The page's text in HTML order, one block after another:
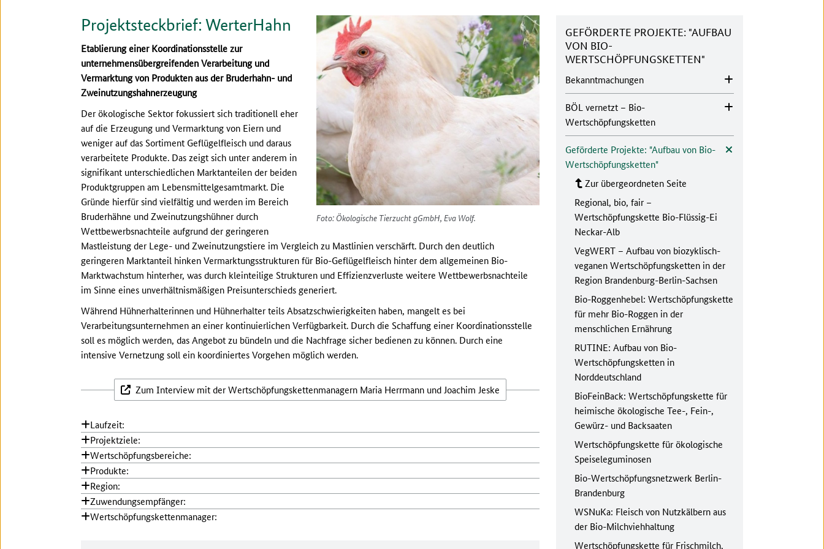
Foto: Ökologische Tierzucht gGmbH, Eva Wolf.
Projektsteckbrief: WerterHahn
Etablierung einer Koordinationsstelle zur
unternehmensübergreifenden Verarbeitung und
Vermarktung von Produkten aus der Bruderhahn- und
Zweinutzungshahnerzeugung
Der ökologische Sektor fokussiert sich traditionell eher
auf die Erzeugung und Vermarktung von Eiern und
weniger auf das Sortiment Geflügelfleisch und daraus
verarbeitete Produkte. Das zeigt sich unter anderem in
signifikant unterschiedlichen Marktanteilen der beiden
Produktgruppen am Lebensmittelgesamtmarkt. Die
Gründe hierfür sind vielfältig und werden im Bereich
Bruderhähne und Zweinutzungshühner durch
Wettbewerbsnachteile aufgrund der geringeren
Mastleistung der Lege- und Zweinutzungstiere im Vergleich zu Mastlinien verschärft. Durch den deutlich
geringeren Marktanteil hinken Vermarktungsstrukturen für Bio-Geflügelfleisch hinter dem allgemeinen Bio-
Marktwachstum hinterher, was durch kleinteilige Strukturen und Effizienzverluste weitere Wettbewerbsnachteile
im Sinne eines unverhältnismäßigen Preisunterschieds generiert.
Während Hühnerhalterinnen und Hühnerhalter teils Absatzschwierigkeiten haben, mangelt es bei
Verarbeitungsunternehmen an einer kontinuierlichen Verfügbarkeit. Durch die Schaffung einer Koordinationsstelle
soll es möglich werden, das Angebot zu bündeln und die Nachfrage sicher bedienen zu können. Durch eine
intensive Vernetzung soll ein koordiniertes Vorgehen möglich werden.
Zum Interview mit der Wertschöpfungskettenmanagern Maria Herrmann und Joachim Jeske
Laufzeit:
Projektziele:
Wertschöpfungsbereiche:
Produkte:
Region:
Zuwendungsempfänger:
Wertschöpfungskettenmanager:
GEFÖRDERTE PROJEKTE: "AUFBAU
VON BIO-
WERTSCHÖPFUNGSKETTEN"
Bekanntmachungen
BÖL vernetzt – Bio-
Wertschöpfungsketten
Geförderte Projekte: "Aufbau von Bio-
Wertschöpfungsketten"
Zur übergeordneten Seite
Regional, bio, fair –
Wertschöpfungskette Bio-Flüssig-Ei
Neckar-Alb
VegWERT – Aufbau von biozyklisch-
veganen Wertschöpfungsketten in der
Region Brandenburg-Berlin-Sachsen
Bio-Roggenhebel: Wertschöpfungskette
für mehr Bio-Roggen in der
menschlichen Ernährung
RUTINE: Aufbau von Bio-
Wertschöpfungsketten in
Norddeutschland
BioFeinBack: Wertschöpfungskette für
heimische ökologische Tee-, Fein-,
Gewürz- und Backsaaten
Wertschöpfungskette für ökologische
Speiseleguminosen
Bio-Wertschöpfungsnetzwerk Berlin-
Brandenburg
WSNuKa: Fleisch von Nutzkälbern aus
der Bio-Milchviehhaltung
Wertschöpfungskette für Frischmilch,